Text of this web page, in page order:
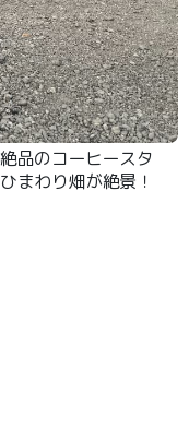
品のコーヒースタ
まわり畑が絶景！